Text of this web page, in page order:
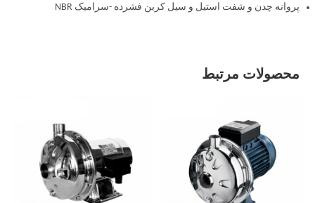
پروانه چدن و شفت استیل و سیل کربن فشرده -سرامیک NBR
محصولات مرتبط